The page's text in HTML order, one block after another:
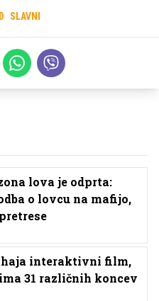
SLAVNI
lova je odprta:
o lovcu na mafijo,
interaktivni film,
31 različnih koncev